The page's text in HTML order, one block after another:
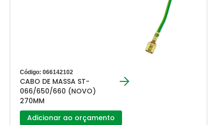
Código: 066142102
CABO DE MASSA ST-
066/650/660 (NOVO)
270MM
Adicionar ao orçamento